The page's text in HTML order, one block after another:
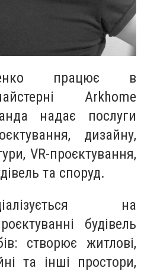
працює в
Arkhome
надає послуги
дизайну,
VR-проєктування,
та споруд.
на
будівель
створює житлові,
та інші простори,